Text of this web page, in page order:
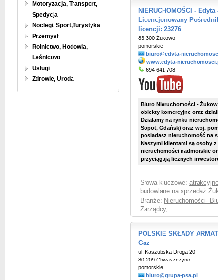
Motoryzacja, Transport,
Spedycja
Noclegi, Sport,Turystyka
Przemysł
Rolnictwo, Hodowla,
Leśnictwo
Usługi
Zdrowie, Uroda
NIERUCHOMOŚCI -
Licencjonowany
licencji: 23276
83-300 Żukowo
pomorskie
biuro@edyta-
www.edyta-
694 641 708
Biuro Nieruchomości -
obiekty komercyjne oraz
Działamy na rynku
Sopot, Gdańsk) oraz woj.
posiadasz nieruchomość na
Naszymi klientami są osoby z
nieruchomości nadmorskie
przyciągają licznych
Słowa kluczowe:
budowlane na sprzedaż
Branże: Nieruchomości-
Zarządcy,
POLSKIE SKŁADY
Gaz
ul. Kaszubska Droga 20
80-209 Chwaszczyno
pomorskie
biuro@grupa-psa.pl